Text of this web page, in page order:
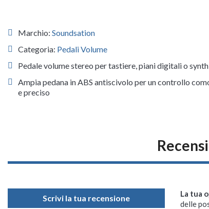
Marchio: Soundsation
Categoria: Pedali Volume
Pedale volume stereo per tastiere, piani digitali o synth
Ampia pedana in ABS antiscivolo per un controllo
e preciso
Scrivi la tua recensione La tua
delle